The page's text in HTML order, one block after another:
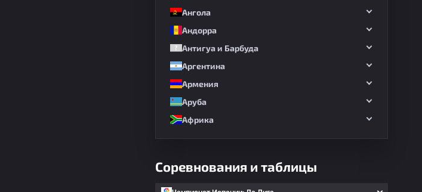
Ангола
Андорра
Антигуа и Барбуда
Аргентина
Армения
Аруба
Африка
Соревнования и таблицы